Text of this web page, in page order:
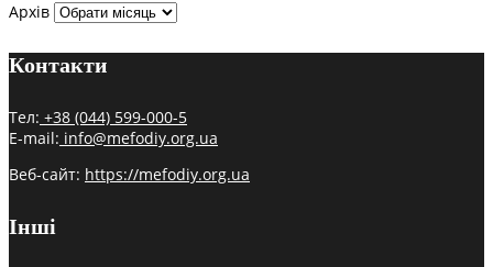
Архів
Контакти
Тел: +38 (044) 599-000-5
E-mail: info@mefodiy.org.ua
Веб-сайт: https://mefodiy.org.ua
Інші